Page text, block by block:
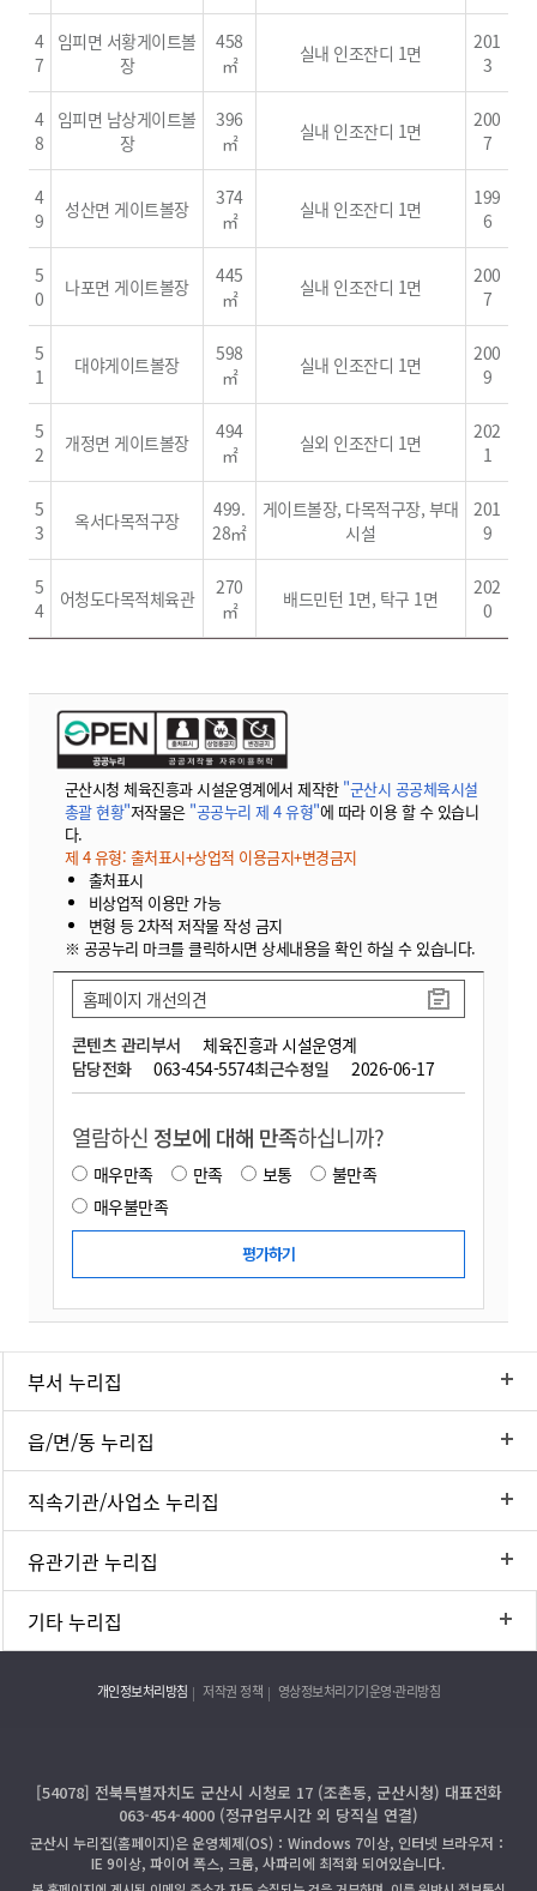
4
7
임피면 서황게이트볼
장
458
㎡
실내 인조잔디 1면
201
3
4
8
임피면 남상게이트볼
장
396
㎡
실내 인조잔디 1면
200
7
4
9
성산면 게이트볼장
374
㎡
실내 인조잔디 1면
199
6
5
0
나포면 게이트볼장
445
㎡
실내 인조잔디 1면
200
7
5
1
대야게이트볼장
598
㎡
실내 인조잔디 1면
200
9
5
2
개정면 게이트볼장
494
㎡
실외 인조잔디 1면
202
1
5
3
옥서다목적구장
499.
28㎡
게이트볼장, 다목적구장, 부대
시설
201
9
5
4
어청도다목적체육관
270
㎡
배드민턴 1면, 탁구 1면
202
0
군산시청 체육진흥과 시설운영계에서 제작한 "군산시 공공체육시설
총괄 현황"저작물은 "공공누리 제 4 유형"에 따라 이용 할 수 있습니
다.
제 4 유형: 출처표시+상업적 이용금지+변경금지
출처표시
비상업적 이용만 가능
변형 등 2차적 저작물 작성 금지
※ 공공누리 마크를 클릭하시면 상세내용을 확인 하실 수 있습니다.
콘텐츠 관리부서
체육진흥과 시설운영계
담당전화
063-454-5574최근수정일 2026-06-17
홈페이지 개선의견
열람하신 정보에 대해 만족하십니까?
매우만족 만족 보통
불만족
매우불만족
부서 누리집
읍/면/동 누리집
직속기관/사업소 누리집
유관기관 누리집
기타 누리집
개인정보처리방침 저작권 정책 영상정보처리기기운영·관리방침
[54078] 전북특별자치도 군산시 시청로 17 (조촌동, 군산시청) 대표전화
063-454-4000 (정규업무시간 외 당직실 연결)
군산시 누리집(홈페이지)은 운영체제(OS)：Windows 7이상, 인터넷 브라우저：
IE 9이상, 파이어 폭스, 크롬, 사파리에 최적화 되어있습니다.